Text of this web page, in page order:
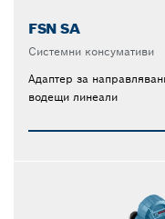
FSN SA
Системни консумативи
Адаптер за
водещи линеали